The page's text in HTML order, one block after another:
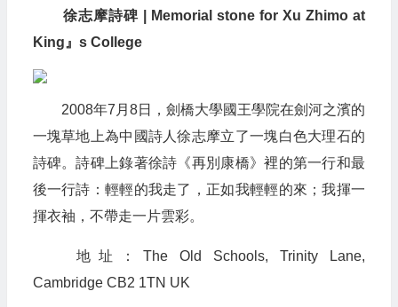
徐志摩詩碑 | Memorial stone for Xu Zhimo at
King』s College
2008年7月8日，劍橋大學國王學院在劍河之濱的
一塊草地上為中國詩人徐志摩立了一塊白色大理石的
詩碑。詩碑上錄著徐詩《再別康橋》裡的第一行和最
後一行詩：輕輕的我走了，正如我輕輕的來；我揮一
揮衣袖，不帶走一片雲彩。
地址：The Old Schools, Trinity Lane,
Cambridge CB2 1TN UK